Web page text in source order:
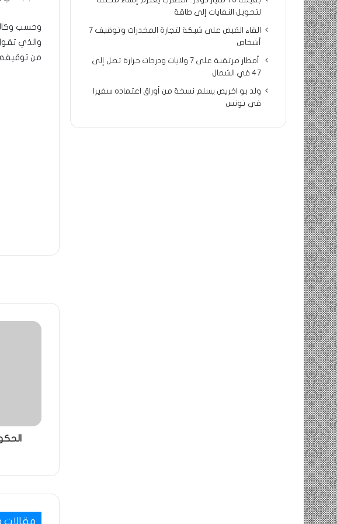
وحسب
والذي
من
مقالات
لتحويل النفايات إلى طاقة
القاء القبض على شبكة لتجارة المخدرات وتوقيف 7
أشخاص
أمطار مرتقبة على 7 ولايات ودرجات حرارة تصل إلى
47 في الشمال
ولد بو اخريص يسلم نسخة من أوراق اعتماده سفيرا
في تونس